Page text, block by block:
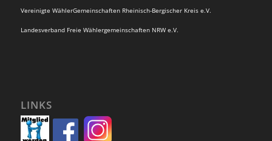
Vereinigte WählerGemeinschaften Rheinisch-Bergischer Kreis e.V.
Landesverband Freie Wählergemeinschaften NRW e.V.
LINKS